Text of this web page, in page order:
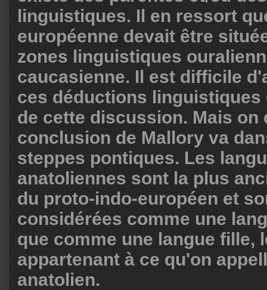
linguistiques. Il en ressort
européenne devait être
zones linguistiques
caucasienne. Il est difficile
ces déductions linguistiques
de cette discussion. Mais on
conclusion de Mallory va
steppes pontiques. Les
anatoliennes sont la plus
du proto-indo-européen et
considérées comme une
que comme une langue fille,
appartenant à ce qu'on
anatolien.